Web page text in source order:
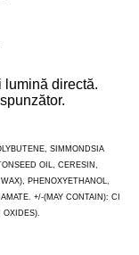
lumină directă.
SIMMONDSIA
OIL, CERESIN,
PHENOXYETHANOL,
+/-(MAY CONTAIN): CI